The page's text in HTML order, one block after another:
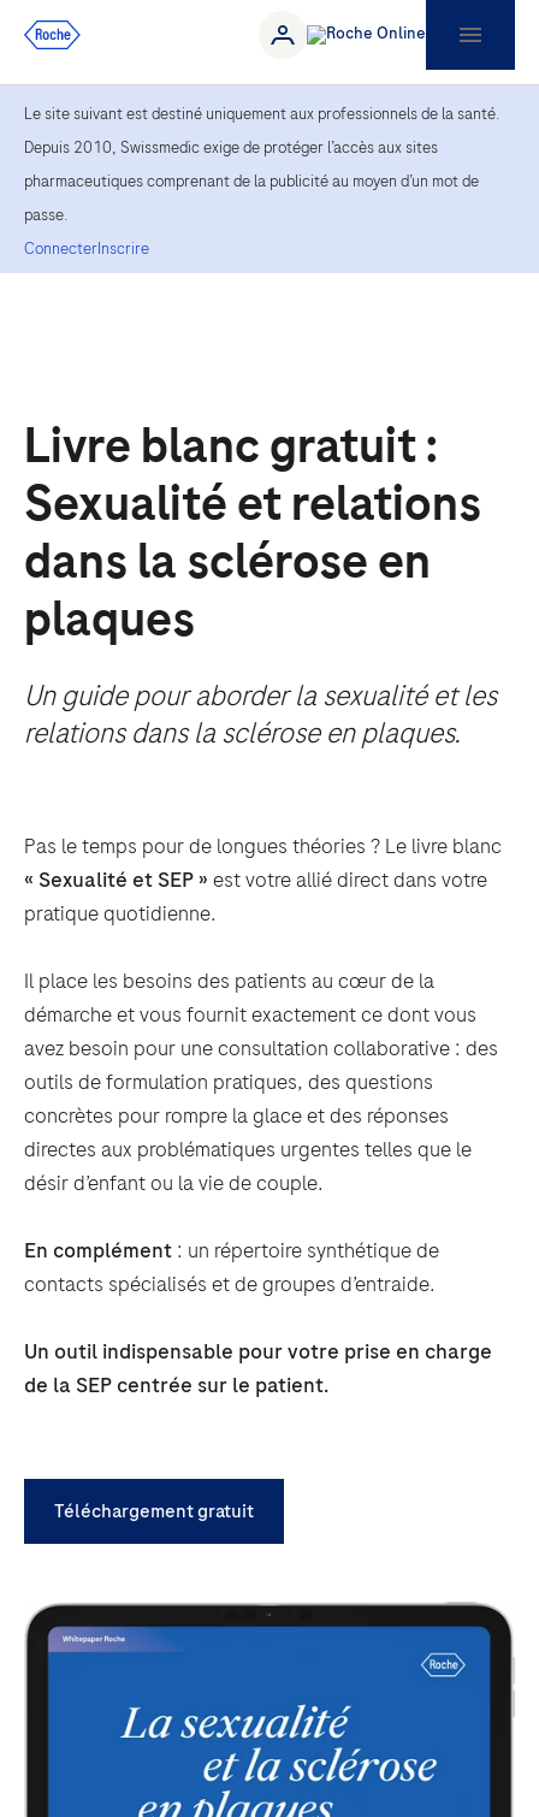
Le site suivant est destiné uniquement aux professionnels de la santé.
Depuis 2010, Swissmedic exige de protéger l’accès aux sites
pharmaceutiques comprenant de la publicité au moyen d’un mot de
passe.
ConnecterInscrire
Livre blanc gratuit :
Sexualité et relations
dans la sclérose en
plaques
Un guide pour aborder la sexualité et les
relations dans la sclérose en plaques.
Pas le temps pour de longues théories ? Le livre blanc
« Sexualité et SEP » est votre allié direct dans votre
pratique quotidienne.
Il place les besoins des patients au cœur de la
démarche et vous fournit exactement ce dont vous
avez besoin pour une consultation collaborative : des
outils de formulation pratiques, des questions
concrètes pour rompre la glace et des réponses
directes aux problématiques urgentes telles que le
désir d’enfant ou la vie de couple.
En complément : un répertoire synthétique de
contacts spécialisés et de groupes d’entraide.
Un outil indispensable pour votre prise en charge
de la SEP centrée sur le patient.
Téléchargement gratuit